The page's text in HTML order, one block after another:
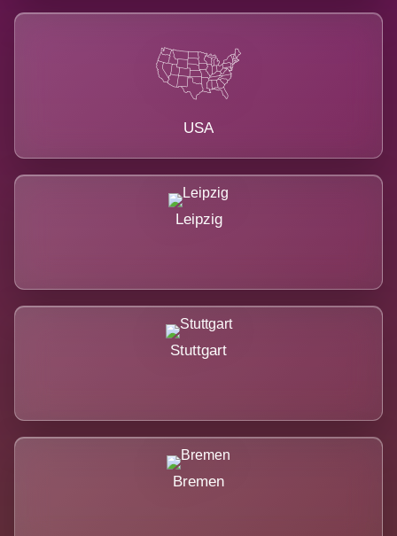
USA
Leipzig
Stuttgart
Bremen